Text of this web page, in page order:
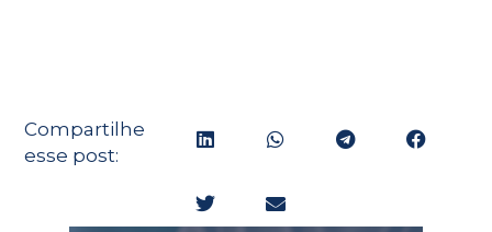
Compartilhe
esse post: